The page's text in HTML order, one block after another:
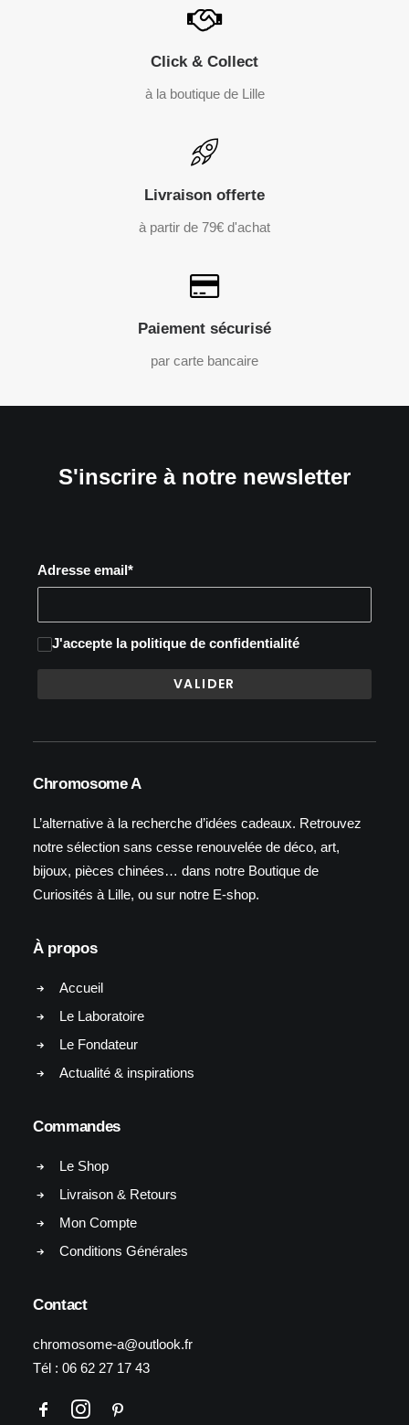
Click & Collect
à la boutique de Lille
Livraison offerte
à partir de 79€ d'achat
Paiement sécurisé
par carte bancaire
S'inscrire à notre newsletter
Adresse email*
J'accepte la politique de confidentialité
Chromosome A
L’alternative à la recherche d’idées cadeaux. Retrouvez
notre sélection sans cesse renouvelée de déco, art,
bijoux, pièces chinées… dans notre Boutique de
Curiosités à Lille, ou sur notre E-shop.
À propos
Accueil
Le Laboratoire
Le Fondateur
Actualité & inspirations
Commandes
Le Shop
Livraison & Retours
Mon Compte
Conditions Générales
Contact
chromosome-a@outlook.fr
Tél : 06 62 27 17 43